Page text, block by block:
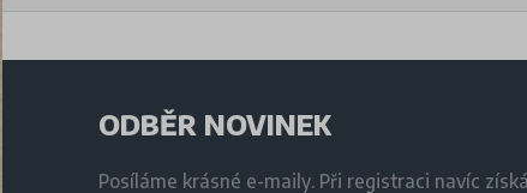
ODBĚR NOVINEK
Posíláme krásné e-maily. Při registraci navíc